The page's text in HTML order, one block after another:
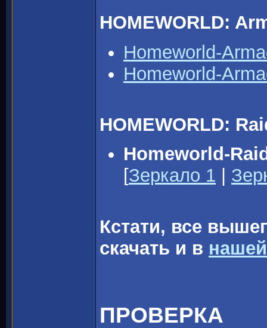
HOMEWORLD:
Homeworld-
Homeworld-
HOMEWORLD:
Homeworld-
[Зеркало 1
Кстати, все
скачать и в
ПРОВЕРКА